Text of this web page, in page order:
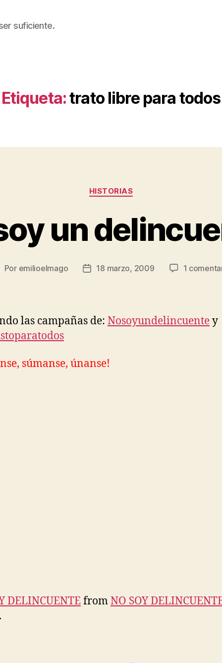
suficiente.
Etiqueta:trato libre para todos
Categorías
HISTORIAS
un
Por emilioelmago
Fecha18 marzo, 2009 1
las campañas de: Nosoyundelincuentey
súmanse, únanse!
DELINCUENTEfromNO SOY
.